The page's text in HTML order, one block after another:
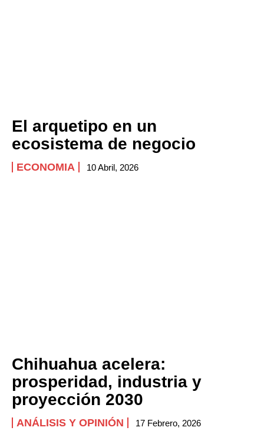
El arquetipo en un
ecosistema de negocio
ECONOMIA 10 Abril, 2026
Chihuahua acelera:
prosperidad, industria y
proyección 2030
ANÁLISIS Y OPINIÓN 17 Febrero, 2026